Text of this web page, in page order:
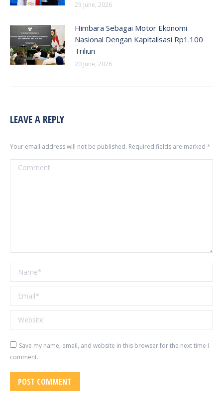
23 June, 2026
Himbara Sebagai Motor Ekonomi
Nasional Dengan Kapitalisasi Rp1.100
Triliun
20 June, 2026
LEAVE A REPLY
Your email address will not be published. Required fields are marked *
Comment
Name *
Email *
Website
Save my name, email, and website in this browser for the next time I
comment.
POST COMMENT